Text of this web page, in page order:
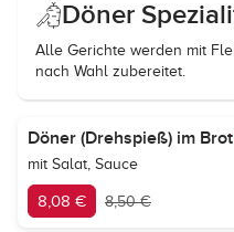
Döner
Alle Gerichte werden mit
nach Wahl zubereitet.
Döner (Drehspieß) im Brot
mit Salat, Sauce
8,08 € 8,50 €